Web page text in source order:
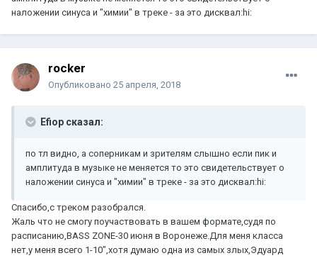
наложении синуса и "химии" в треке - за это дисквал:hi:
rocker
Опубликовано 25 апреля, 2018
Efiop сказал:
по тл видно, а соперникам и зрителям слышно если пик и
амплитуда в музыке не меняется то это свидетельствует о
наложении синуса и "химии" в треке - за это дисквал:hi:
Спасибо,с треком разобрался.
Жаль что не смогу поучаствовать в вашем формате,судя по
расписанию,BASS ZONE-30 июня в Воронеже.Для меня класса
нет,у меня всего 1-10",хотя думаю одна из самых злых,Эдуард